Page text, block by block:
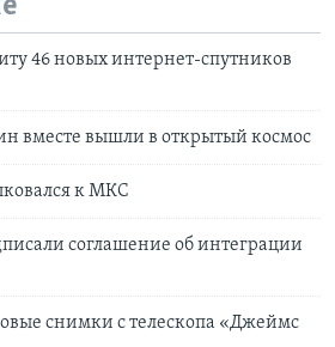
46 новых интернет-спутников
вместе вышли в открытый космос
к МКС
соглашение об интеграции
снимки с телескопа «Джеймс